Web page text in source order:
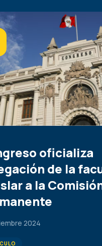
oficializa
de la
a la
2024